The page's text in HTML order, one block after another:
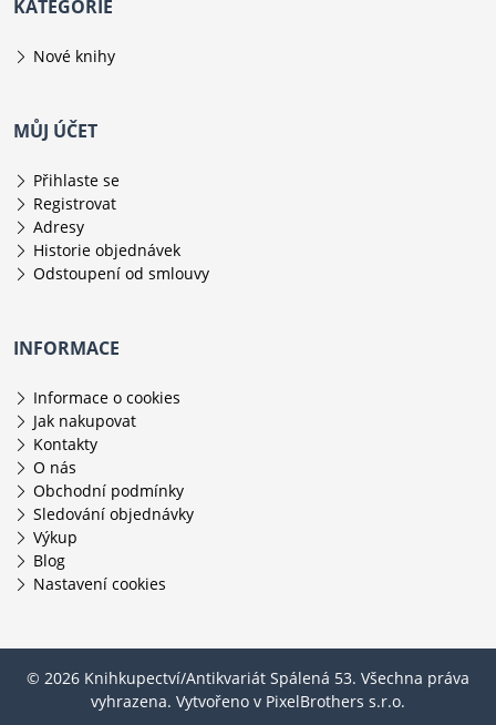
KATEGORIE
Nové knihy
MŮJ ÚČET
Přihlaste se
Registrovat
Adresy
Historie objednávek
Odstoupení od smlouvy
INFORMACE
Informace o cookies
Jak nakupovat
Kontakty
O nás
Obchodní podmínky
Sledování objednávky
Výkup
Blog
Nastavení cookies
© 2026 Knihkupectví/Antikvariát Spálená 53. Všechna práva
vyhrazena. Vytvořeno v PixelBrothers s.r.o.